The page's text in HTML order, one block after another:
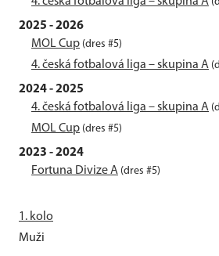
2025 - 2026
MOL Cup (dres #5)
4. česká fotbalová liga – skupina A
2024 - 2025
4. česká fotbalová liga – skupina A
MOL Cup (dres #5)
2023 - 2024
Fortuna Divize A (dres #5)
1. kolo
Muži